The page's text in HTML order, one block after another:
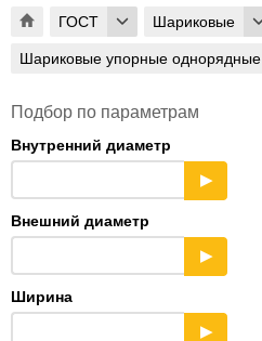
ГОСТ Шариковые
Шариковые упорные однорядные
Подбор по параметрам
Внутренний диаметр
▶
Внешний диаметр
▶
Ширина
▶